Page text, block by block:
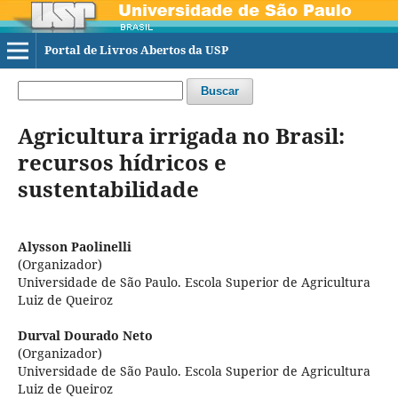
Portal de Livros Abertos da USP
Buscar
Agricultura irrigada no Brasil:
recursos hídricos e
sustentabilidade
Alysson Paolinelli
(Organizador)
Universidade de São Paulo. Escola Superior de Agricultura
Luiz de Queiroz
Durval Dourado Neto
(Organizador)
Universidade de São Paulo. Escola Superior de Agricultura
Luiz de Queiroz